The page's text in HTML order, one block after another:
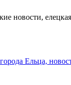
новости,
Ельца,